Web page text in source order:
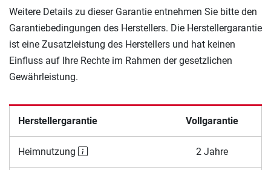
Weitere Details zu dieser Garantie entnehmen Sie bitte den
Garantiebedingungen des Herstellers. Die Herstellergarantie
ist eine Zusatzleistung des Herstellers und hat keinen
Einfluss auf Ihre Rechte im Rahmen der gesetzlichen
Gewährleistung.
Herstellergarantie Vollgarantie
Heimnutzung 2 Jahre